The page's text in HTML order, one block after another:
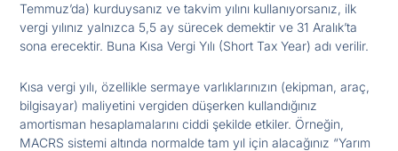
Temmuz’da) kurduysanız ve takvim yılını kullanıyorsanız, ilk
vergi yılınız yalnızca 5,5 ay sürecek demektir ve 31 Aralık’ta
sona erecektir. Buna Kısa Vergi Yılı (Short Tax Year) adı verilir.
Kısa vergi yılı, özellikle sermaye varlıklarınızın (ekipman, araç,
bilgisayar) maliyetini vergiden düşerken kullandığınız
amortisman hesaplamalarını ciddi şekilde etkiler. Örneğin,
MACRS sistemi altında normalde tam yıl için alacağınız “Yarım